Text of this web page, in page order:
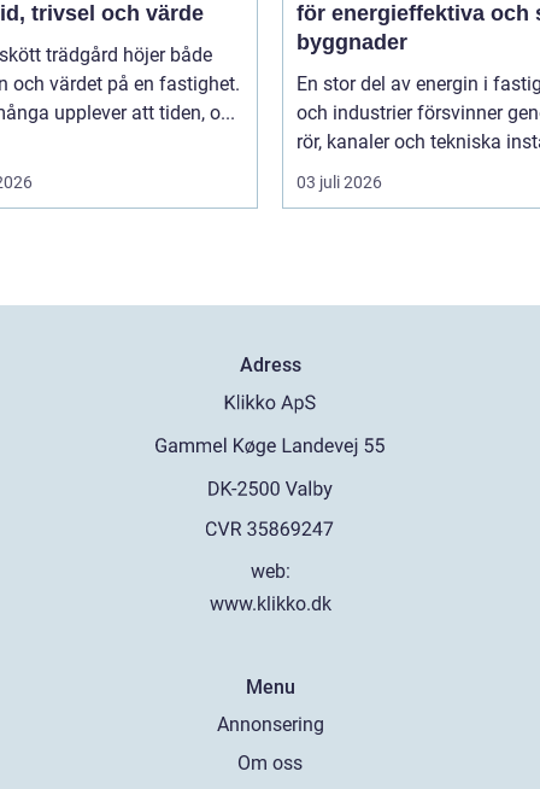
trivsel och värde
trädgård höjer både
och värdet på en fastighet.
upplever att tiden, o...
för energieffektiva och
byggnader
En stor del av energin i
och industrier försvinner
rör, kanaler och tekniska
03 juli 2026
Adress
web:
www.klikko.dk
Menu
Annonsering
Om oss